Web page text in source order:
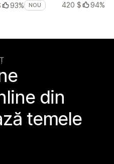
93% NOU
420 $
94%
din
temele